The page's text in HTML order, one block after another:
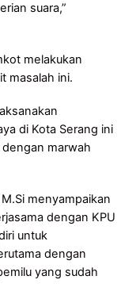
suara,”
melakukan
masalah ini.
di Kota Serang ini
marwah
menyampaikan
dengan KPU
untuk
dengan
yang sudah